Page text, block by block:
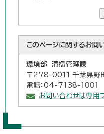
このページに関するお問
環境部 清掃管理課
〒278-0011 千葉県野
電話：04-7138-1001
お問い合わせは専用